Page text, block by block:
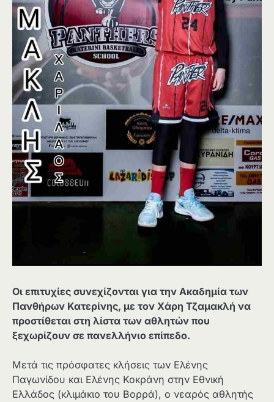
Οι επιτυχίες συνεχίζονται για την Ακαδημία των
Πανθήρων Κατερίνης, με τον Χάρη Τζαμακλή να
προστίθεται στη λίστα των αθλητών που
ξεχωρίζουν σε πανελλήνιο επίπεδο.
Μετά τις πρόσφατες κλήσεις των Ελένης
Παγωνίδου και Ελένης Κοκράνη στην Εθνική
Ελλάδος (κλιμάκιο του Βορρά), ο νεαρός αθλητής